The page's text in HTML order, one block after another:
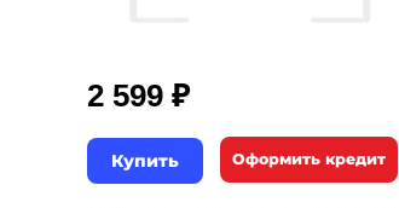
2 599 ₽
Купить Оформить кредит